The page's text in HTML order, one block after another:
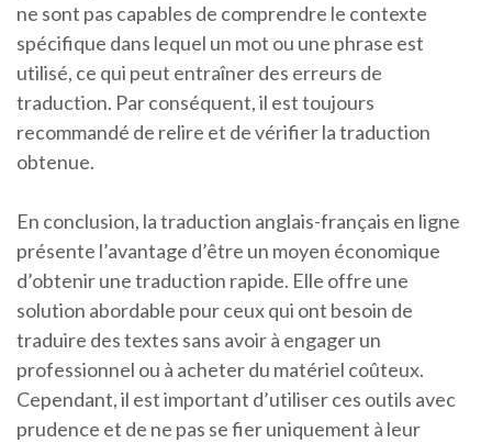
ne sont pas capables de comprendre le contexte
spécifique dans lequel un mot ou une phrase est
utilisé, ce qui peut entraîner des erreurs de
traduction. Par conséquent, il est toujours
recommandé de relire et de vérifier la traduction
obtenue.
En conclusion, la traduction anglais-français en ligne
présente l’avantage d’être un moyen économique
d’obtenir une traduction rapide. Elle offre une
solution abordable pour ceux qui ont besoin de
traduire des textes sans avoir à engager un
professionnel ou à acheter du matériel coûteux.
Cependant, il est important d’utiliser ces outils avec
prudence et de ne pas se fier uniquement à leur